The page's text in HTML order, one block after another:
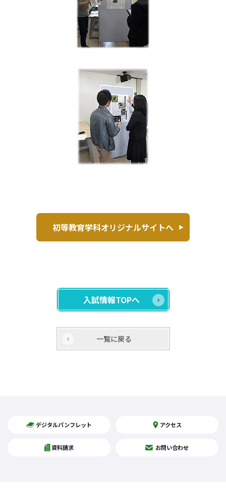
初等教育学科オリジナルサイトへ
入試情報TOPへ
一覧に戻る
デジタルパンフレット アクセス
資料請求 お問い合わせ